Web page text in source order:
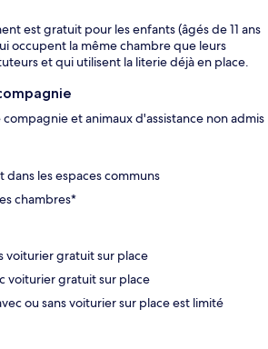
est gratuit pour les enfants (âgés de 11 ans
occupent la même chambre que leurs
et qui utilisent la literie déjà en place.
et animaux d'assistance non admis
dans les espaces communs
chambres*
voiturier gratuit sur place
voiturier gratuit sur place
ou sans voiturier sur place est limité